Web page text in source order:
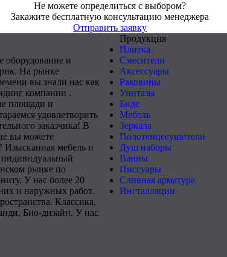
Не можете определиться с выбором?
Закажите бесплатную консультацию менеджера
Отправить заявку
оборудование и
На рынке
вы знали нас как
компании .
площади и
удовлетворить
заказчика! В
вы можете
Изысканная мебель и
индивидуальный
рынке по
У нас более 20
и наружных работ.
Классика,
Био-дизайн. У нас
Продукция
Плитка
Смесители
Аксессуары
Раковины
Унитазы
Биде
Мебель
Зеркала
Полотенцесушители
Душ наборы
Ванны
Писсуары
Сливная арматура
Инсталляции